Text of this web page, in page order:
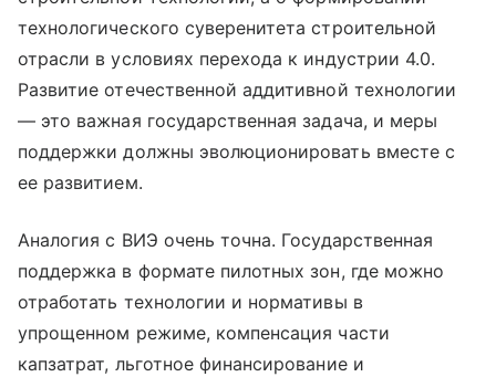
технологического суверенитета строительной
отрасли в условиях перехода к индустрии 4.0.
Развитие отечественной аддитивной технологии
— это важная государственная задача, и меры
поддержки должны эволюционировать вместе с
ее развитием.
Аналогия с ВИЭ очень точна. Государственная
поддержка в формате пилотных зон, где можно
отработать технологии и нормативы в
упрощенном режиме, компенсация части
капзатрат, льготное финансирование и